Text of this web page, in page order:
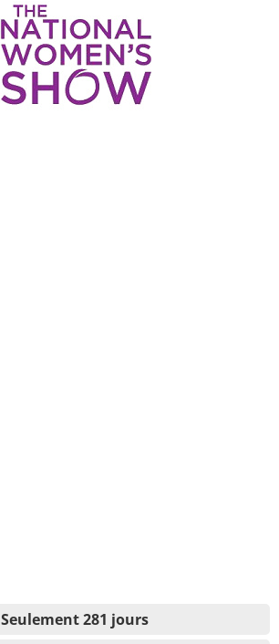
Seulement 281 jours